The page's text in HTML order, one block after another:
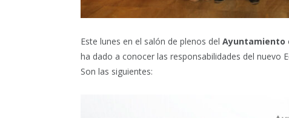
Este lunes en el salón de plenos del Ayuntamiento
ha dado a conocer las responsabilidades del nuevo
Son las siguientes: